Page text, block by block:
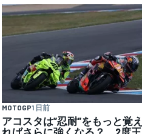
MOTOGP1 日前
アコスタは”忍耐”をもっと覚え
ればさらに強くなる？ 2度王